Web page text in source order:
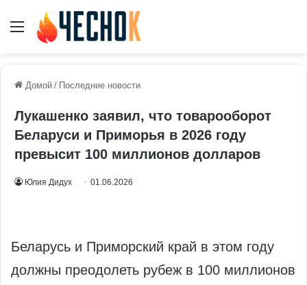
Меню
Домой / Последние новости
Лукашенко заявил, что товарооборот
Беларуси и Приморья в 2026 году
превысит 100 миллионов долларов
Юлия Дидух 01.06.2026
Беларусь и Приморский край в этом году
должны преодолеть рубеж в 100 миллионов